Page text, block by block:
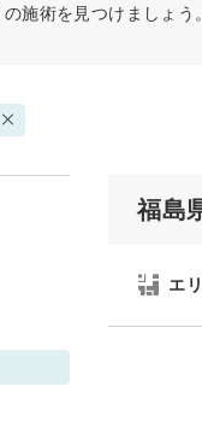
の施術を見つけましょう
福島
エ